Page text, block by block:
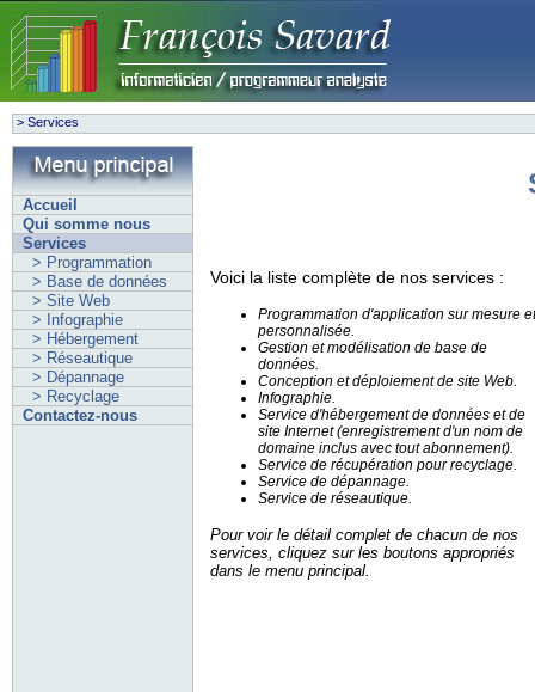
> Services
Accueil
Qui somme nous
Services
> Programmation
> Base de données
> Site Web
> Infographie
> Hébergement
> Réseautique
> Dépannage
> Recyclage
Contactez-nous
Voici la liste complète de nos services :
Programmation d'application sur mesure et
personnalisée.
Gestion et modélisation de base de
données.
Conception et déploiement de site Web.
Infographie.
Service d'hébergement de données et de
site Internet (enregistrement d'un nom de
domaine inclus avec tout abonnement).
Service de récupération pour recyclage.
Service de dépannage.
Service de réseautique.
Pour voir le détail complet de chacun de nos
services, cliquez sur les boutons appropriés
dans le menu principal.